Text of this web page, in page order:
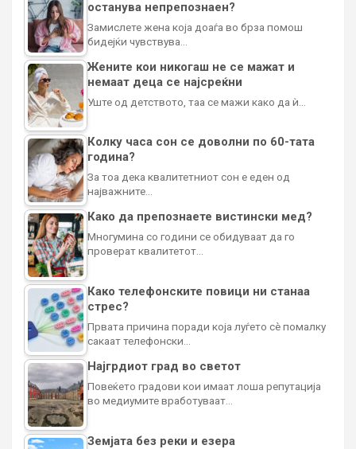
останува непрепознаен?
Замислете жена која доаѓа во брза помош
бидејќи чувствува…
Жените кои никогаш не се мажат и
немаат деца се најсреќни
Уште од детството, таа се мажи како да ѝ…
Колку часа сон се доволни по 60-тата
година?
За тоа дека квалитетниот сон е еден од
најважните…
Како да препознаете вистински мед?
Многумина со години се обидуваат да го
проверат квалитетот…
Како телефонските повици ни станаа
стрес?
Првата причина поради која луѓето сè помалку
сакаат телефонски…
Најгрдиот град во светот
Повеќето градови кои имаат лоша репутација
во медиумите вработуваат…
Земјата без реки и езера